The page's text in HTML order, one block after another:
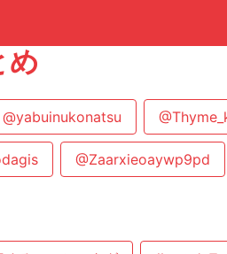
め
@yabuinukonatsu
@Zaarxieoaywp9pd